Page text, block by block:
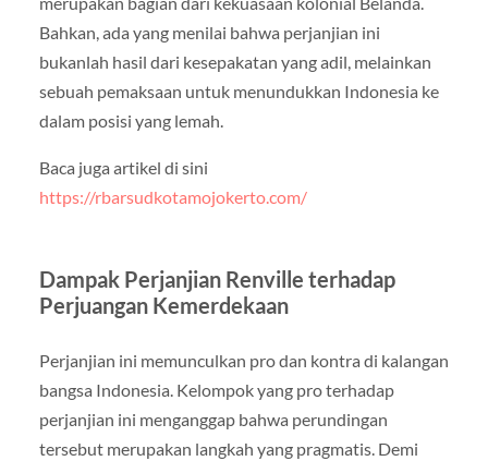
Bahkan, ada yang menilai bahwa perjanjian ini
bukanlah hasil dari kesepakatan yang adil, melainkan
sebuah pemaksaan untuk menundukkan Indonesia ke
dalam posisi yang lemah.
Baca juga artikel di sini
https://rbarsudkotamojokerto.com/
Dampak Perjanjian Renville terhadap
Perjuangan Kemerdekaan
Perjanjian ini memunculkan pro dan kontra di kalangan
bangsa Indonesia. Kelompok yang pro terhadap
perjanjian ini menganggap bahwa perundingan
tersebut merupakan langkah yang pragmatis. Demi